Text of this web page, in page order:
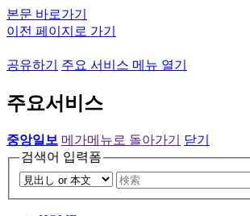
본문 바로가기
이전 페이지로 가기
공유하기 주요 서비스 메뉴 열기
주요서비스
중앙일보 메가메뉴로 돌아가기
닫기
검색어 입력폼